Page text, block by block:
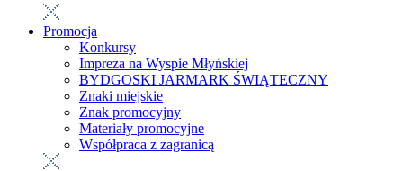
Promocja
Konkursy
Impreza na Wyspie Młyńskiej
BYDGOSKI JARMARK ŚWIĄTECZNY
Znaki miejskie
Znak promocyjny
Materiały promocyjne
Współpraca z zagranicą